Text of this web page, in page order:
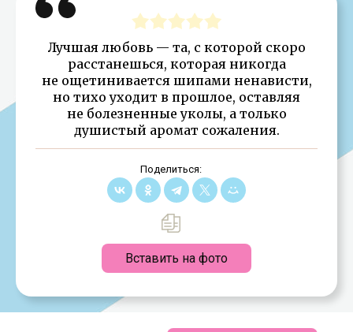
Лучшая любовь — та, с которой скоро
расстанешься, которая никогда
не ощетинивается шипами ненависти,
но тихо уходит в прошлое, оставляя
не болезненные уколы, а только
душистый аромат сожаления.
Поделиться:
Вставить на фото